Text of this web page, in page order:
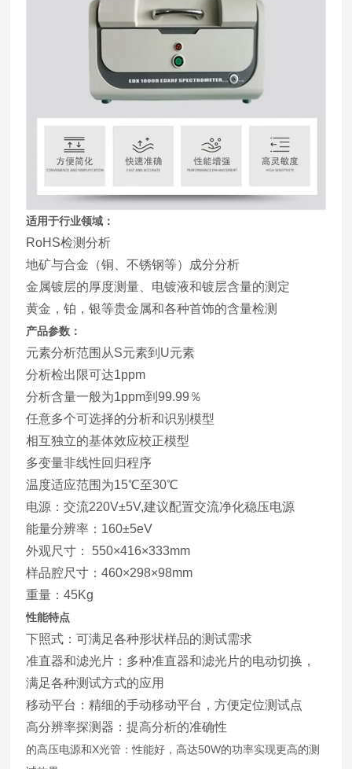
适用于行业领域：
RoHS检测分析
地矿与合金（铜、不锈钢等）成分分析
金属镀层的厚度测量、电镀液和镀层含量的测定
黄金，铂，银等贵金属和各种首饰的含量检测
产品参数：
元素分析范围从S元素到U元素
分析检出限可达1ppm
分析含量一般为1ppm到99.99％
任意多个可选择的分析和识别模型
相互独立的基体效应校正模型
多变量非线性回归程序
温度适应范围为15℃至30℃
电源：交流220V±5V,建议配置交流净化稳压电源
能量分辨率：160±5eV
外观尺寸： 550×416×333mm
样品腔尺寸：460×298×98mm
重量：45Kg
性能特点
下照式：可满足各种形状样品的测试需求
准直器和滤光片：多种准直器和滤光片的电动切换，
满足各种测试方式的应用
移动平台：精细的手动移动平台，方便定位测试点
高分辨率探测器：提高分析的准确性
的高压电源和X光管：性能好，高达50W的功率实现更高的测